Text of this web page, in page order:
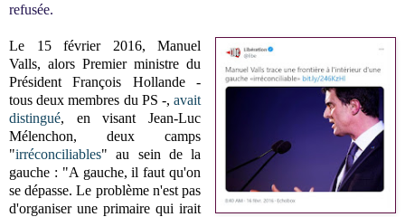
refusée.
Le 15 février 2016, Manuel
Valls, alors Premier ministre du
Président François Hollande -
tous deux membres du PS -,avait
distingué, en visant Jean-Luc
Mélenchon, deux camps
"irréconciliables" au sein de la
gauche : "A gauche, il faut qu'on
se dépasse. Le problème n'est pas
d'organiser une primaire qui irait